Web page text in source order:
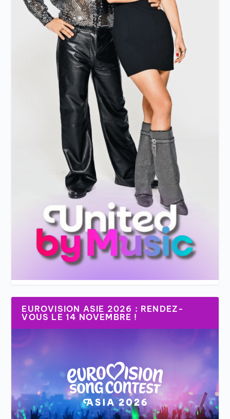
EUROVISION ASIE 2026 : RENDEZ-
VOUS LE 14 NOVEMBRE !